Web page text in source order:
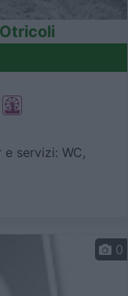
servizi: WC,
0